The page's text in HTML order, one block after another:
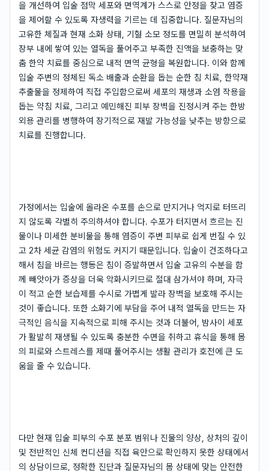
을 개선하여 입술 점막 세포와 면역계가 스스로 안정을 찾고 염증
을 제어할 수 있도록 자생력을 기르는 데 집중합니다. 질문자님의
고유한 체질과 현재 소화 상태, 기혈 소모 정도를 면밀히 분석하여
장부 내에 쌓여 있는 열독을 풀어주고 부족한 진액을 보충하는 맞
춤 한약 치료를 중심으로 내적 면역 균형을 복원합니다. 이와 함께
입술 주변의 정체된 독소 배출과 순환을 돕는 순한 침 치료, 한약재
추출물을 정제하여 직접 주입함으로써 세포의 재생과 소염 작용을
돕는 약침 치료, 그리고 예민해진 피부 장벽을 진정시켜 주는 한방
외용 관리를 병행하여 장기적으로 재발 가능성을 낮추는 방향으로
치료를 진행합니다.
가정에서는 입술에 올라온 수포를 손으로 만지거나 억지로 터뜨리
지 않도록 각별히 주의하셔야 합니다. 수포가 터지면서 흐르는 진
물이나 미세한 분비물을 통해 염증이 주변 피부로 쉽게 번질 수 있
고 2차 세균 감염의 위험도 커지기 때문입니다. 입술이 건조하다고
해서 침을 바르는 행동은 침이 증발하면서 입술 고유의 수분을 함
께 빼앗아가 증상을 더욱 악화시키므로 절대 삼가셔야 하며, 자극
이 적고 순한 보습제를 수시로 가볍게 발라 장벽을 보호해 주시는
것이 좋습니다. 또한 소화기에 부담을 주어 내적 열독을 만드는 자
극적인 음식을 지속적으로 피해 주시는 것과 더불어, 밤사이 세포
가 활발히 재생될 수 있도록 충분한 수면을 취하고 휴식을 통해 몸
의 피로와 스트레스를 제때 풀어주시는 생활 관리가 호전에 큰 도
움을 줄 수 있습니다.
다만 현재 입술 피부의 수포 분포 범위나 진물의 양상, 상처의 깊이
및 전반적인 신체 컨디션을 직접 육안으로 확인하지 못한 상태에서
의 상담이므로, 정확한 진단과 질문자님의 몸 상태에 맞는 안전한